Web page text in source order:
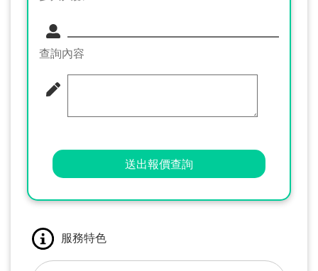
查詢內容
送出報價查詢
服務特色